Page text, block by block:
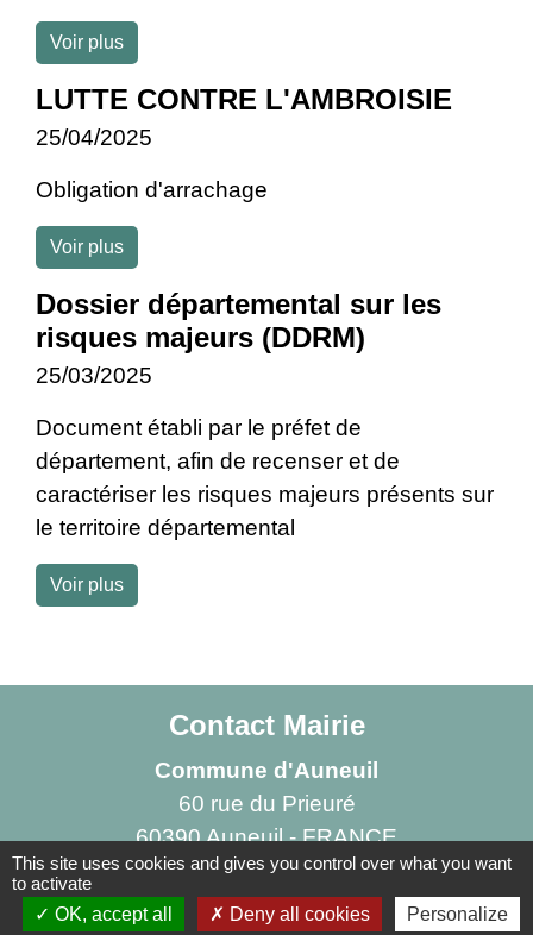
Voir plus
LUTTE CONTRE L'AMBROISIE
25/04/2025
Obligation d'arrachage
Voir plus
Dossier départemental sur les
risques majeurs (DDRM)
25/03/2025
Document établi par le préfet de
département, afin de recenser et de
caractériser les risques majeurs présents sur
le territoire départemental
Voir plus
Contact Mairie
Commune d'Auneuil
60 rue du Prieuré
60390 Auneuil - FRANCE
+33 3 44 47 70 23
Contact par formulaire
This site uses cookies and gives you control over what you want
to activate
OK, accept all
Deny all cookies Personalize